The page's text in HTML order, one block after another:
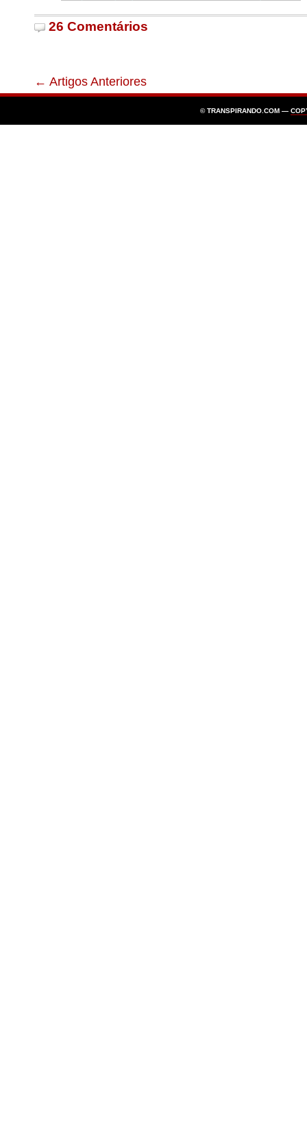
26 Comentários
← Artigos Anteriores
© TRANSPIRANDO.COM —